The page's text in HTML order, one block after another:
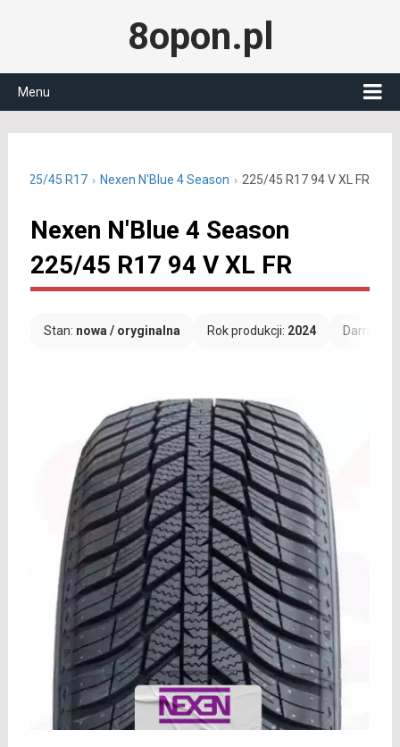
8opon.pl
Menu
225/45 R17 Nexen N'Blue 4 Season 225/45 R17 94 V XL FR
Nexen N'Blue 4 Season
225/45 R17 94 V XL FR
Stan: nowa / oryginalna Rok produkcji: 2024